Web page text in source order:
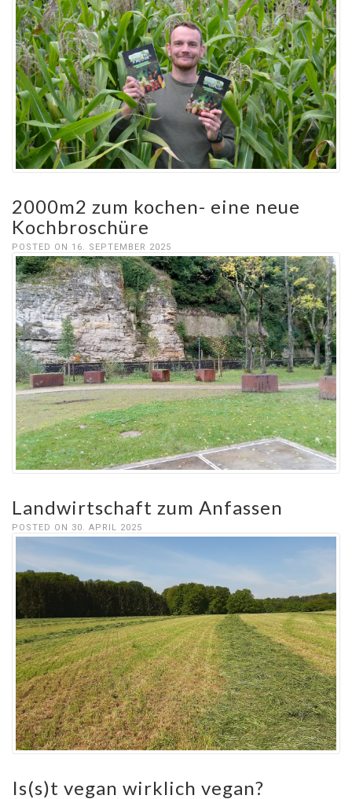
2000m2 zum kochen- eine neue
Kochbroschüre
POSTED ON 16. SEPTEMBER 2025
Landwirtschaft zum Anfassen
POSTED ON 30. APRIL 2025
Is(s)t vegan wirklich vegan?